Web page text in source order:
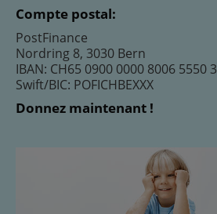
Compte postal:
PostFinance
Nordring 8, 3030 Bern
IBAN: CH65 0900 0000 8006 5550 3
Swift/BIC: POFICHBEXXX
Donnez maintenant !